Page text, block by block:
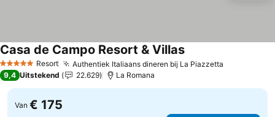
5 Sterren Resort Authentiek Italiaans dineren bij La Piazzetta
Casa de Campo Resort & VillasPrijzen bekijken
9,4 Uitstekend 22.629 La Romana
Van € 175